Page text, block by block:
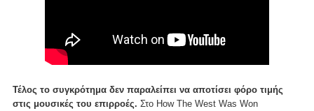
Τέλος το συγκρότημα δεν παραλείπει να αποτίσει φόρο τιμής
στις μουσικές του επιρροές. Στο How The West Was Won